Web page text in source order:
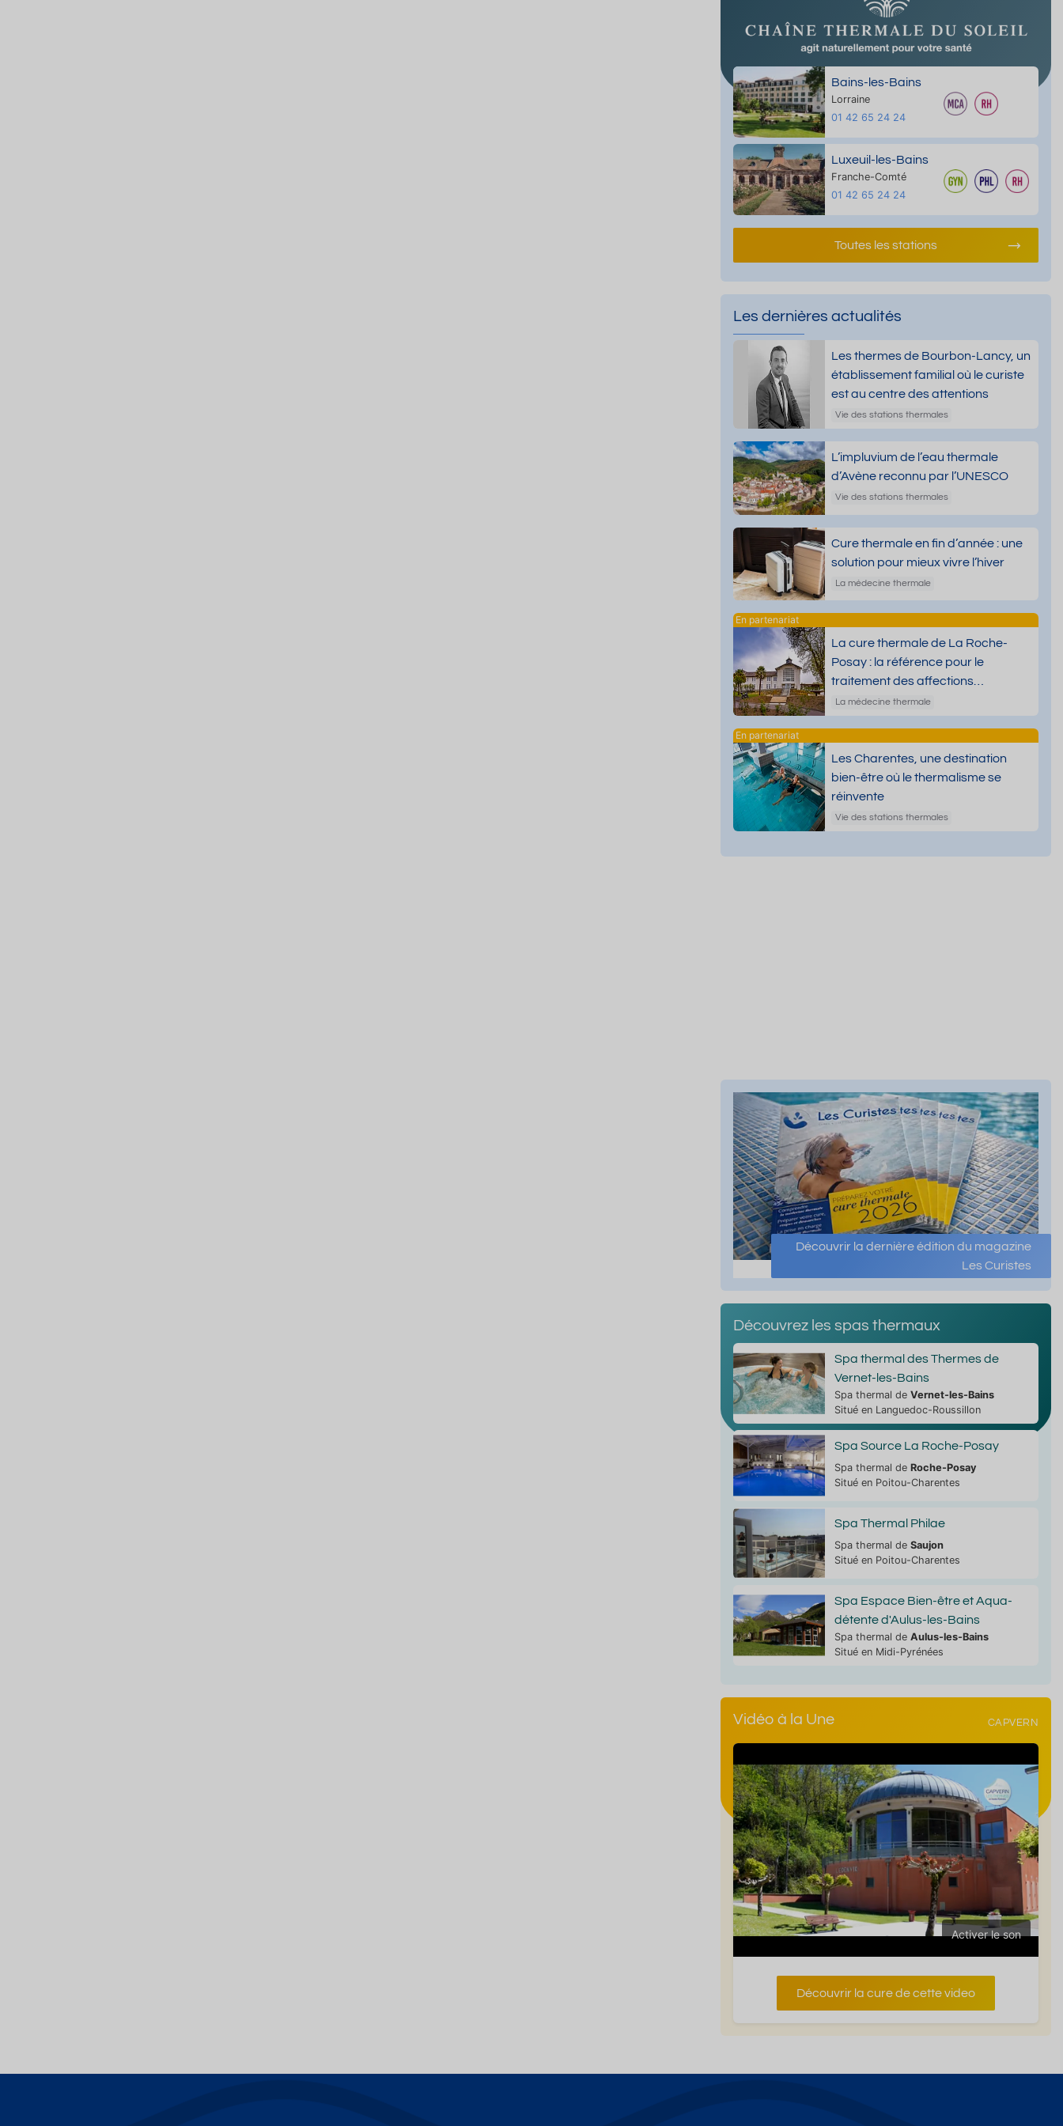
Bains-les-Bains
Lorraine
01 42 65 24 24
Luxeuil-les-Bains
Franche-Comté
01 42 65 24 24
Toutes les stations
Les dernières actualités
Les thermes de Bourbon-Lancy, un
établissement familial où le curiste
est au centre des attentions
Vie des stations thermales
L’impluvium de l’eau thermale
d’Avène reconnu par l’UNESCO
Vie des stations thermales
Cure thermale en fin d’année : une
solution pour mieux vivre l’hiver
La médecine thermale
La cure thermale de La Roche-
Posay : la référence pour le
traitement des affections
dermatologiques
La médecine thermale
Les Charentes, une destination
bien-être où le thermalisme se
réinvente
Vie des stations thermales
Découvrir la dernière édition du magazine
Les Curistes
Découvrez les spas thermaux
Spa thermal des Thermes de
Vernet-les-Bains
Spa thermal de Vernet-les-Bains
Situé en Languedoc-Roussillon
Spa Source La Roche-Posay
Spa thermal de Roche-Posay
Situé en Poitou-Charentes
Spa Thermal Philae
Spa thermal de Saujon
Situé en Poitou-Charentes
Spa Espace Bien-être et Aqua-
détente d'Aulus-les-Bains
Spa thermal de Aulus-les-Bains
Situé en Midi-Pyrénées
Vidéo à la Une CAPVERN
Activer le son
Découvrir la cure de cette video